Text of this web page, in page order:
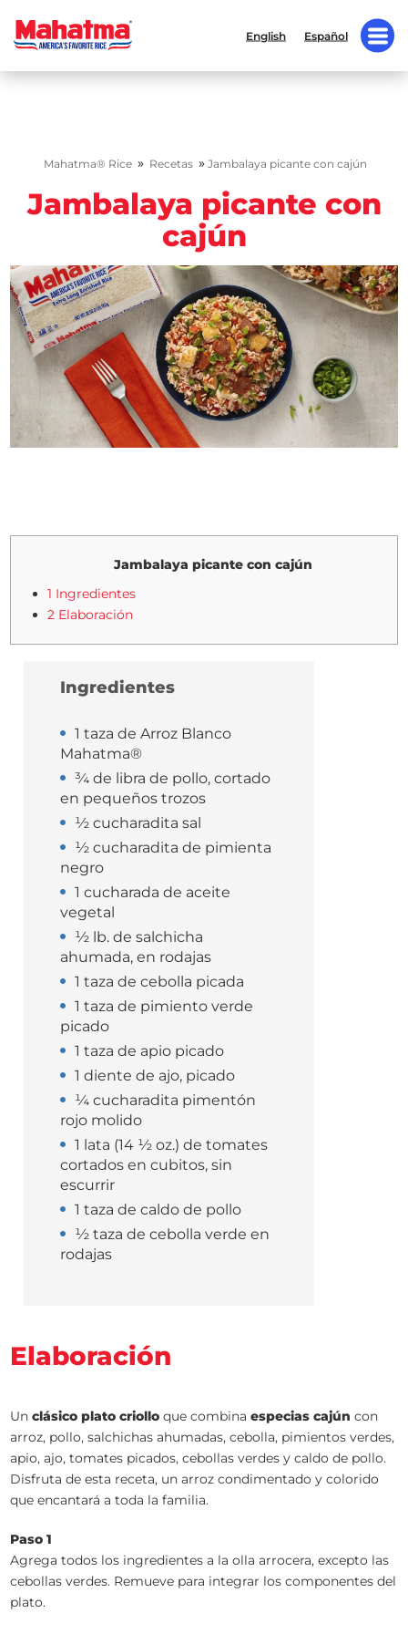
English Español
Mahatma® Rice » Recetas » Jambalaya picante con cajún
Jambalaya picante con
cajún
Jambalaya picante con cajún
1 Ingredientes
2 Elaboración
Ingredientes
1 taza de Arroz Blanco
Mahatma®
¾ de libra de pollo, cortado
en pequeños trozos
½ cucharadita sal
½ cucharadita de pimienta
negro
1 cucharada de aceite
vegetal
½ lb. de salchicha
ahumada, en rodajas
1 taza de cebolla picada
1 taza de pimiento verde
picado
1 taza de apio picado
1 diente de ajo, picado
¼ cucharadita pimentón
rojo molido
1 lata (14 ½ oz.) de tomates
cortados en cubitos, sin
escurrir
1 taza de caldo de pollo
½ taza de cebolla verde en
rodajas
Elaboración
Unclásico plato criollo que combinaespecias cajún con
arroz, pollo, salchichas ahumadas, cebolla, pimientos verdes,
apio, ajo, tomates picados, cebollas verdes y caldo de pollo.
Disfruta de esta receta, un arroz condimentado y colorido
que encantará a toda la familia.
Paso 1
Agrega todos los ingredientes a la olla arrocera, excepto las
cebollas verdes. Remueve para integrar los componentes del
plato.